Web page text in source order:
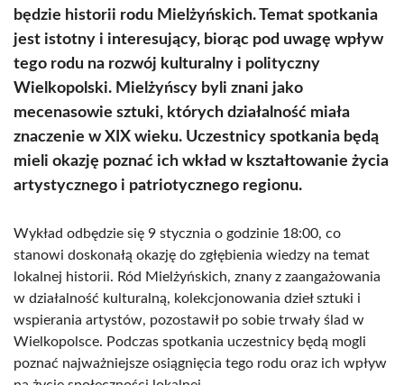
będzie historii rodu Mielżyńskich. Temat spotkania
jest istotny i interesujący, biorąc pod uwagę wpływ
tego rodu na rozwój kulturalny i polityczny
Wielkopolski. Mielżyńscy byli znani jako
mecenasowie sztuki, których działalność miała
znaczenie w XIX wieku. Uczestnicy spotkania będą
mieli okazję poznać ich wkład w kształtowanie życia
artystycznego i patriotycznego regionu.
Wykład odbędzie się 9 stycznia o godzinie 18:00, co
stanowi doskonałą okazję do zgłębienia wiedzy na temat
lokalnej historii. Ród Mielżyńskich, znany z zaangażowania
w działalność kulturalną, kolekcjonowania dzieł sztuki i
wspierania artystów, pozostawił po sobie trwały ślad w
Wielkopolsce. Podczas spotkania uczestnicy będą mogli
poznać najważniejsze osiągnięcia tego rodu oraz ich wpływ